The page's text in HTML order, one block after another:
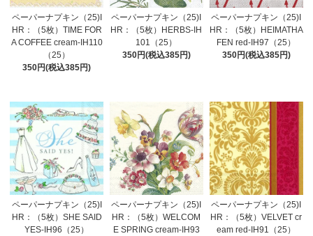
ペーパーナプキン（25)I
HR：（5枚）TIME FOR
A COFFEE cream-IH110
（25）
350円(税込385円)
ペーパーナプキン（25)I
HR：（5枚）HERBS-IH
101（25）
350円(税込385円)
ペーパーナプキン（25)I
HR：（5枚）HEIMATHA
FEN red-IH97（25）
350円(税込385円)
ペーパーナプキン（25)I
HR：（5枚）SHE SAID
YES-IH96（25）
ペーパーナプキン（25)I
HR：（5枚）WELCOM
E SPRING cream-IH93
ペーパーナプキン（25)I
HR：（5枚）VELVET cr
eam red-IH91（25）